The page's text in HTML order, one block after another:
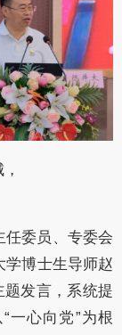
任委员、专委会
学博士生导师赵
题发言，系统提
一心向党”为根